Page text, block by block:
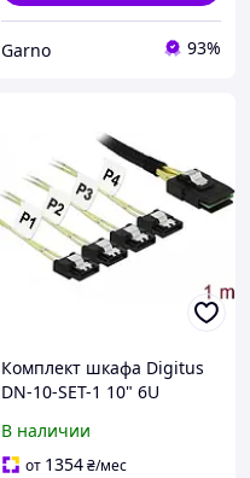
Garno 93%
Комплект шкафа Digitus
DN-10-SET-1 10" 6U
В наличии
от 1354₴/мес